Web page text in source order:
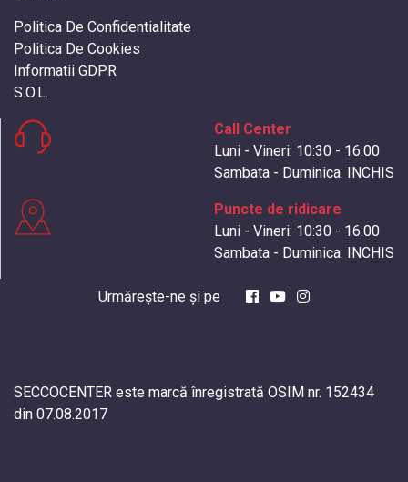
Politica De Confidentialitate
Politica De Cookies
Informatii GDPR
S.O.L.
Call Center
Luni - Vineri: 10:30 - 16:00
Sambata - Duminica: INCHIS
Puncte de ridicare
Luni - Vineri: 10:30 - 16:00
Sambata - Duminica: INCHIS
Urmărește-ne și pe
SECCOCENTER este marcă înregistrată OSIM nr. 152434
din 07.08.2017